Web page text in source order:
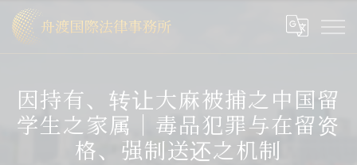
因持有、转让大麻被捕之中国留
学生之家属｜毒品犯罪与在留资
格、强制送还之机制